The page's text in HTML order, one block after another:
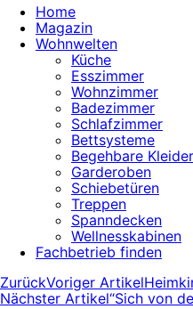
Home
Magazin
Wohnwelten
Küche
Esszimmer
Wohnzimmer
Badezimmer
Schlafzimmer
Bettsysteme
Begehbare
Garderoben
Schiebetüren
Treppen
Spanndecken
Wellnesskabinen
Fachbetrieb finden
ZurückVoriger Artikel
Nächster Artikel“Sich von